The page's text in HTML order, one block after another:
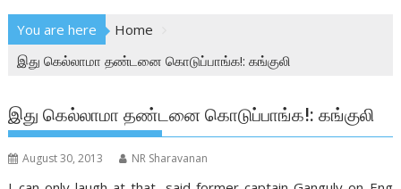
You are here
Home
இது கெல்லாமா தண்டனை கொடுப்பாங்க!: கங்குலி
இது கெல்லாமா தண்டனை கொடுப்பாங்க!: கங்குலி
August 30, 2013 NR Sharavanan